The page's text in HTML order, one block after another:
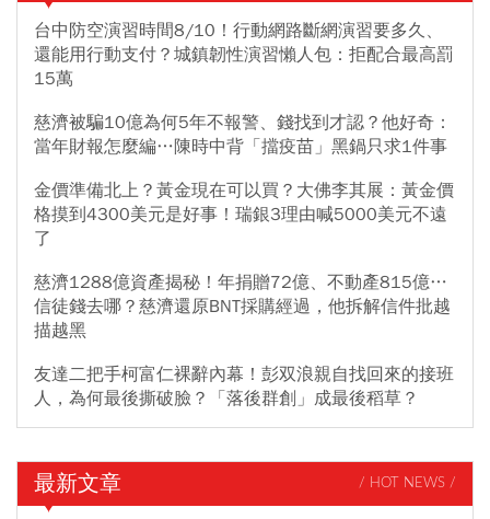
台中防空演習時間8/10！行動網路斷網演習要多久、
還能用行動支付？城鎮韌性演習懶人包：拒配合最高罰
15萬
慈濟被騙10億為何5年不報警、錢找到才認？他好奇：
當年財報怎麼編…陳時中背「擋疫苗」黑鍋只求1件事
金價準備北上？黃金現在可以買？大佛李其展：黃金價
格摸到4300美元是好事！瑞銀3理由喊5000美元不遠
了
慈濟1288億資產揭秘！年捐贈72億、不動產815億…
信徒錢去哪？慈濟還原BNT採購經過，他拆解信件批越
描越黑
友達二把手柯富仁裸辭內幕！彭双浪親自找回來的接班
人，為何最後撕破臉？「落後群創」成最後稻草？
最新文章 / HOT NEWS /